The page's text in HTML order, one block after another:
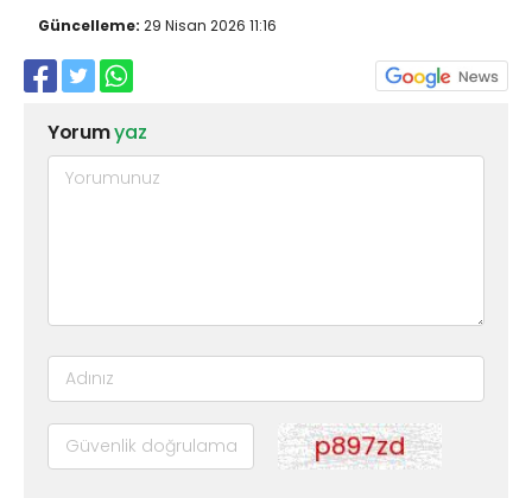
Güncelleme: 29 Nisan 2026 11:16
Yorumyaz